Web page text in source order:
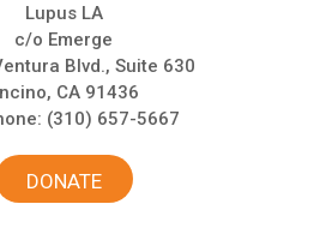
Lupus LA
c/o Emerge
Blvd., Suite 630
CA 91436
(310) 657-5667
DONATE